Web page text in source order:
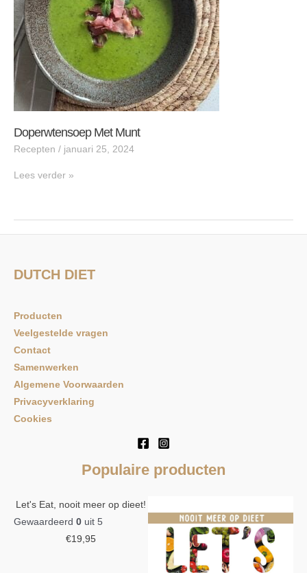
Doperwtensoep Met Munt
Recepten / januari 25, 2024
Lees verder »
DUTCH DIET
Producten
Veelgestelde vragen
Contact
Samenwerken
Algemene Voorwaarden
Privacyverklaring
Cookies
Populaire producten
Let's Eat, nooit meer op dieet!
Gewaardeerd 0 uit 5
€19,95